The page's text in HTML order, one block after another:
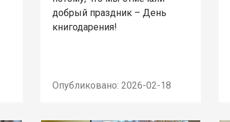
добрый праздник – День
книгодарения!
Опубликовано: 2026-02-18